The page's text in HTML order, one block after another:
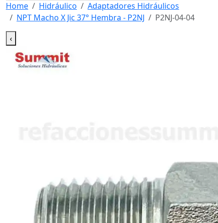
Home Hidráulico
Adaptadores Hidráulicos
NPT Macho X Jic 37° Hembra - P2NJ
P2NJ-04-04
‹